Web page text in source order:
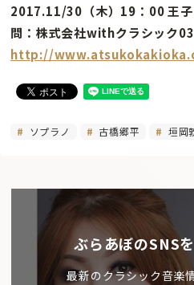
2017.11/30（木）19：00 王子
問：株式会社withクラシック
http://
ソプラノ 古橋郷平 垣岡
ぶらあぼのSNS
最新のクラシック音楽